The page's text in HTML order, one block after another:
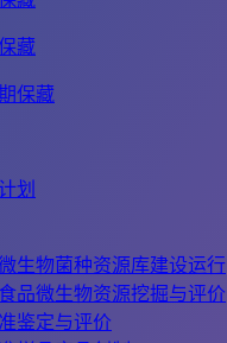
藏
保藏
划
生物菌种资源库建设运行
品微生物资源挖掘与评价
鉴定与评价